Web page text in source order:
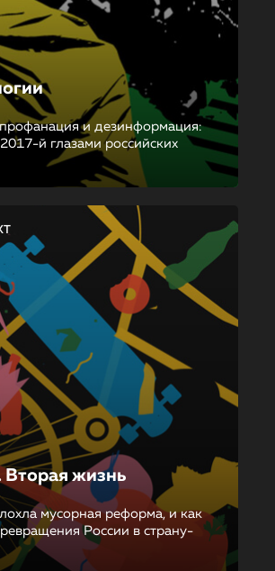
и дезинформация:
й глазами российских
жизнь
мусорная реформа, и как
России в страну-